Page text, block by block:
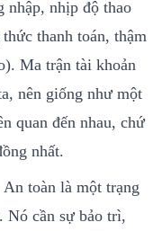
nhập, nhịp độ thao
thanh toán, thậm
Ma trận tài khoản
nên giống như một
quan đến nhau, chứ
nhất.
An toàn là một trạng
Nó cần sự bảo trì,